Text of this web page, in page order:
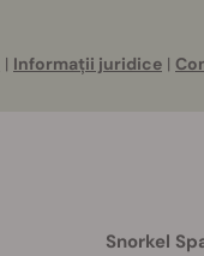
| Informații juridice |
Snorkel